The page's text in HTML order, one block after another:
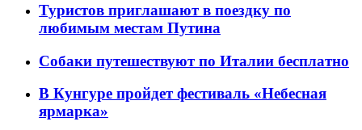
Туристов приглашают в поездку по
любимым местам Путина
Собаки путешествуют по Италии бесплатно
В Кунгуре пройдет фестиваль «Небесная
ярмарка»